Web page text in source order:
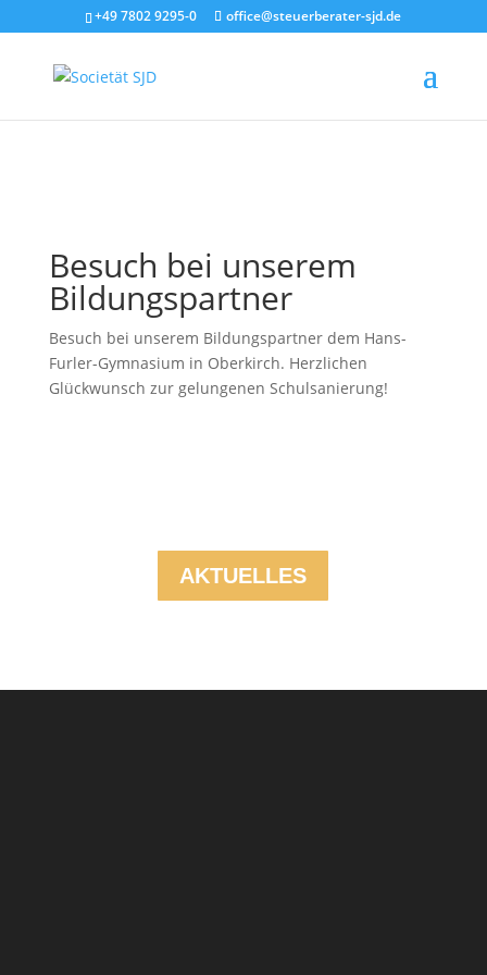
jQuery(document).ready(function($) { // Sicherstellen, dass der
Schließen-Button sichtbar ist $('.modal-close').css('visibility',
'visible').css('display', 'block'); });
+49 7802 9295-0 office@steuerberater-sjd.de
Besuch bei unserem
Bildungspartner
Besuch bei unserem Bildungspartner dem Hans-
Furler-Gymnasium in Oberkirch. Herzlichen
Glückwunsch zur gelungenen Schulsanierung!
AKTUELLES